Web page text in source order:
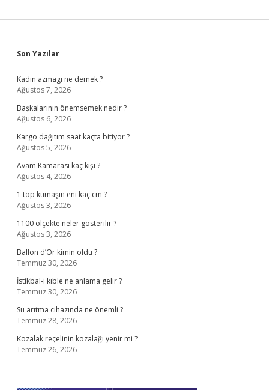
Sidebar
Son Yazılar
Kadın azmagı ne demek ?
Ağustos 7, 2026
Başkalarının önemsemek nedir ?
Ağustos 6, 2026
Kargo dağıtım saat kaçta bitiyor ?
Ağustos 5, 2026
Avam Kamarası kaç kişi ?
Ağustos 4, 2026
1 top kumaşın eni kaç cm ?
Ağustos 3, 2026
1100 ölçekte neler gösterilir ?
Ağustos 3, 2026
Ballon d’Or kimin oldu ?
Temmuz 30, 2026
İstikbal-i kıble ne anlama gelir ?
Temmuz 30, 2026
Su arıtma cihazında ne önemli ?
Temmuz 28, 2026
Kozalak reçelinin kozalağı yenir mi ?
Temmuz 26, 2026